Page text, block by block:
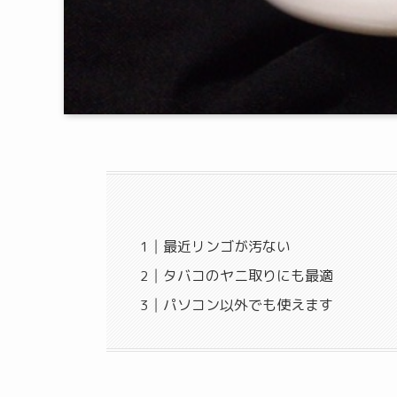
最近リンゴが汚ない
タバコのヤニ取りにも最適
パソコン以外でも使えます